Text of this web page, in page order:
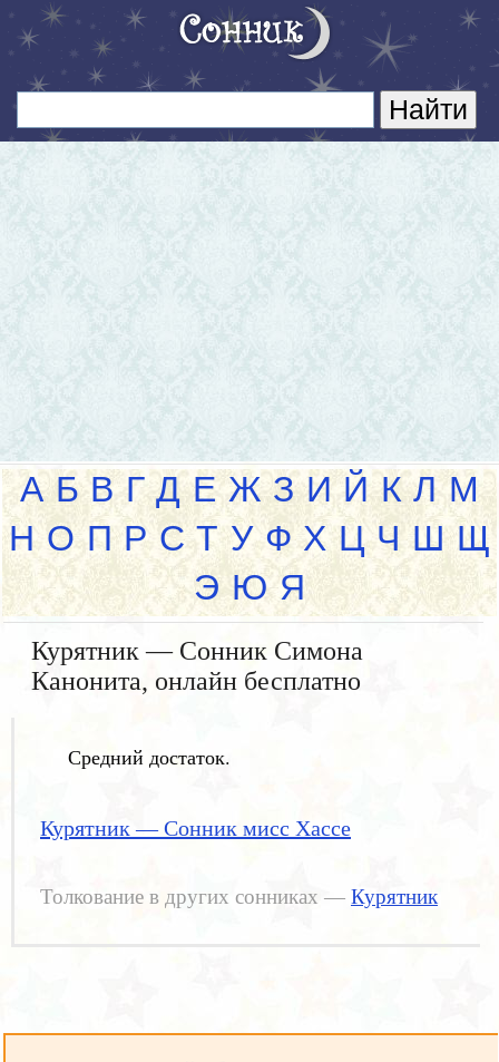
А Б В Г Д Е Ж З И Й К Л М
Н О П Р С Т У Ф Х Ц Ч Ш Щ
Э Ю Я
Курятник — Сонник Симона
Канонита, онлайн бесплатно
Средний достаток.
Курятник — Сонник мисс Хассе
Толкование в других сонниках — Курятник